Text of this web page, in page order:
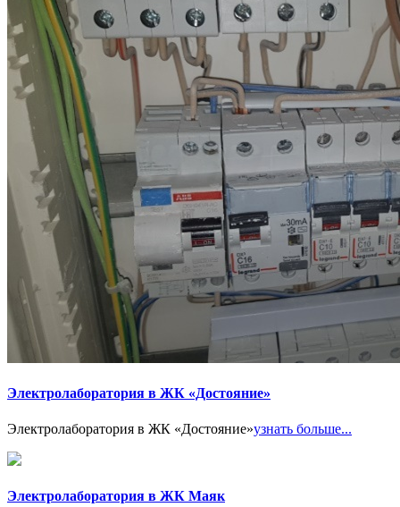
Электролаборатория в ЖК «Достояние»
Электролаборатория в ЖК «Достояние»узнать больше...
Электролаборатория в ЖК Маяк